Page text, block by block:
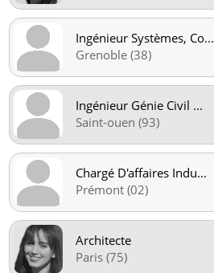
Ingénieur Systèmes, Co...
Grenoble (38)
Ingénieur Génie Civil ...
Saint-ouen (93)
Chargé D'affaires Indu...
Prémont (02)
Architecte
Paris (75)